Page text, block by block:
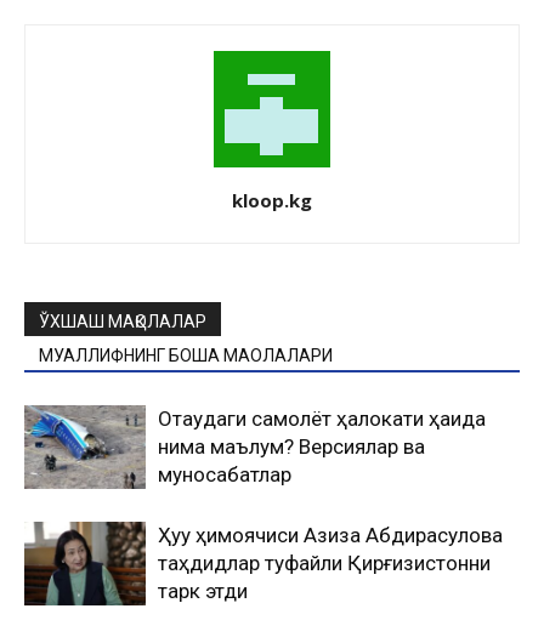
kloop.kg
ЎХШАШ МАҚОЛАЛАР
МУАЛЛИФНИНГ БОШҚА МАҚОЛАЛАРИ
Оқтаудаги самолёт ҳалокати ҳақида
нима маълум? Версиялар ва
муносабатлар
Ҳуқуқ ҳимоячиси Азиза Абдирасулова
таҳдидлар туфайли Қирғизистонни
тарк этди